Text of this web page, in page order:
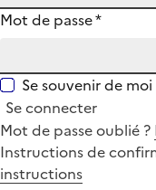
Mot de passe*
Se souvenir de moi
Se connecter
Mot de passe oublié ?
Instructions de
instructions